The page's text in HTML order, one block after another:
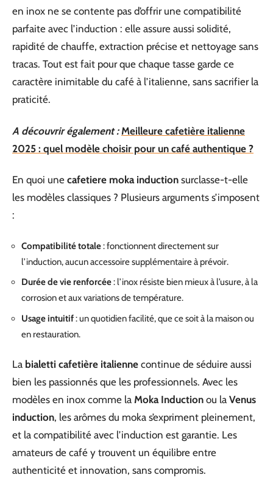
en inox ne se contente pas d’offrir une compatibilité
parfaite avec l’induction : elle assure aussi solidité,
rapidité de chauffe, extraction précise et nettoyage sans
tracas. Tout est fait pour que chaque tasse garde ce
caractère inimitable du café à l’italienne, sans sacrifier la
praticité.
A découvrir également : Meilleure cafetière italienne
2025 : quel modèle choisir pour un café authentique ?
En quoi une cafetiere moka induction surclasse-t-elle
les modèles classiques ? Plusieurs arguments s’imposent
:
Compatibilité totale: fonctionnent directement sur
l’induction, aucun accessoire supplémentaire à prévoir.
Durée de vie renforcée: l’inox résiste bien mieux à l’usure, à la
corrosion et aux variations de température.
Usage intuitif: un quotidien facilité, que ce soit à la maison ou
en restauration.
La bialetti cafetière italienne continue de séduire aussi
bien les passionnés que les professionnels. Avec les
modèles en inox comme la Moka Induction ou la Venus
induction, les arômes du moka s’expriment pleinement,
et la compatibilité avec l’induction est garantie. Les
amateurs de café y trouvent un équilibre entre
authenticité et innovation, sans compromis.